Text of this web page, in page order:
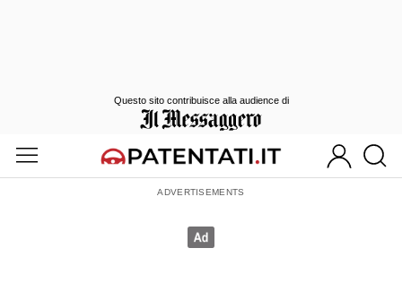
Questo sito contribuisce alla audience di